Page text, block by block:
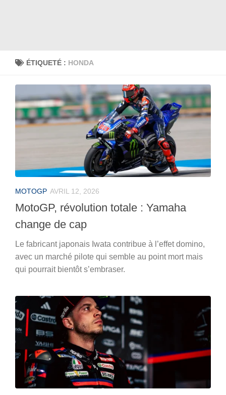
ÉTIQUETÉ : HONDA
MOTOGP AVRIL 12, 2026
MotoGP, révolution totale : Yamaha
change de cap
Le fabricant japonais Iwata contribue à l’effet domino,
avec un marché pilote qui semble au point mort mais
qui pourrait bientôt s’embraser.